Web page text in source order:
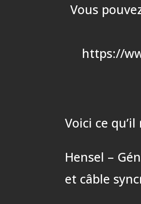
Vous
https://
Voici ce qu’il
Hensel –
et câble